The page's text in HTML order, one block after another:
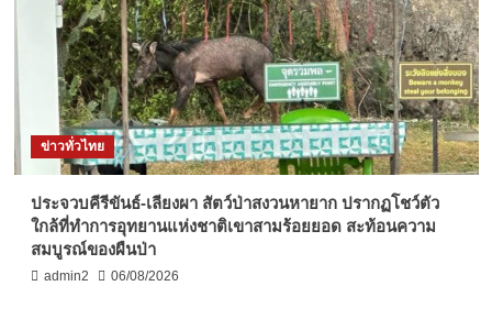
ข่าวทั่วไทย
ประจวบคีรีขันธ์-เลียงผา สัตว์ป่าสงวนหายาก ปรากฏโชว์ตัว
ใกล้ที่ทำการอุทยานแห่งชาติเขาสามร้อยยอด สะท้อนความ
สมบูรณ์ของผืนป่า
admin2 06/08/2026